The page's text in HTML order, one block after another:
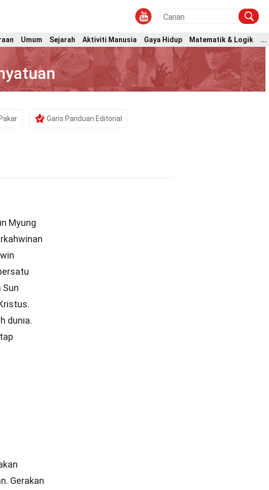
Umum Sejarah Aktiviti Manusia Gaya Hidup Matematik & Logik
...
Garis Panduan Editorial
Myung
Sun
dunia.
Gerakan